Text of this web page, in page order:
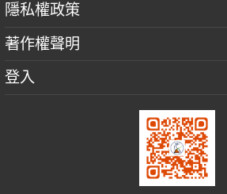
隱私權政策
著作權聲明
登入